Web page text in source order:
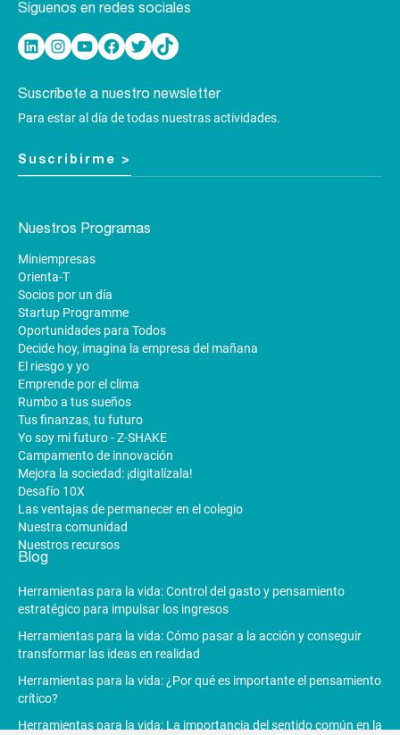
Síguenos en redes sociales
Linkedin Instagram YouTube Facebook Twitter TikTok
Suscríbete a nuestro newsletter
Para estar al día de todas nuestras actividades.
Suscribirme >
Nuestros Programas
Miniempresas
Orienta-T
Socios por un día
Startup Programme
Oportunidades para Todos
Decide hoy, imagina la empresa del mañana
El riesgo y yo
Emprende por el clima
Rumbo a tus sueños
Tus finanzas, tu futuro
Yo soy mi futuro - Z-SHAKE
Campamento de innovación
Mejora la sociedad: ¡digitalízala!
Desafío 10X
Las ventajas de permanecer en el colegio
Nuestra comunidad
Nuestros recursos
Blog
Herramientas para la vida: Control del gasto y pensamiento
estratégico para impulsar los ingresos
Herramientas para la vida: Cómo pasar a la acción y conseguir
transformar las ideas en realidad
Herramientas para la vida: ¿Por qué es importante el pensamiento
crítico?
Herramientas para la vida: La importancia del sentido común en la